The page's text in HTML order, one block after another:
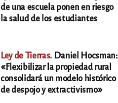
de una escuela ponen en riesgo
la salud de los estudiantes
Ley de Tierras. Daniel Hocsman:
«Flexibilizar la propiedad rural
consolidará un modelo histórico
de despojo y extractivismo»